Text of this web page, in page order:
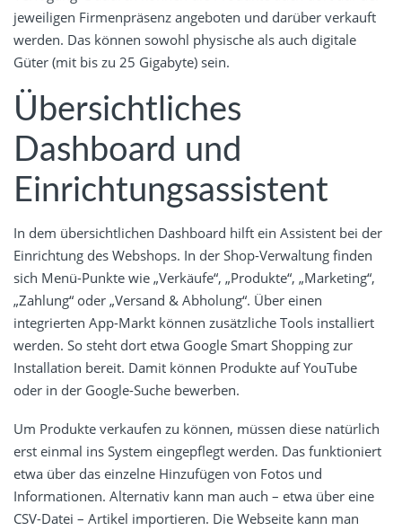
jeweiligen Firmenpräsenz angeboten und darüber verkauft
werden. Das können sowohl physische als auch digitale
Güter (mit bis zu 25 Gigabyte) sein.
Übersichtliches
Dashboard und
Einrichtungsassistent
In dem übersichtlichen Dashboard hilft ein Assistent bei der
Einrichtung des Webshops. In der Shop-Verwaltung finden
sich Menü-Punkte wie „Verkäufe“, „Produkte“, „Marketing“,
„Zahlung“ oder „Versand & Abholung“. Über einen
integrierten App-Markt können zusätzliche Tools installiert
werden. So steht dort etwa Google Smart Shopping zur
Installation bereit. Damit können Produkte auf YouTube
oder in der Google-Suche bewerben.
Um Produkte verkaufen zu können, müssen diese natürlich
erst einmal ins System eingepflegt werden. Das funktioniert
etwa über das einzelne Hinzufügen von Fotos und
Informationen. Alternativ kann man auch – etwa über eine
CSV-Datei – Artikel importieren. Die Webseite kann man